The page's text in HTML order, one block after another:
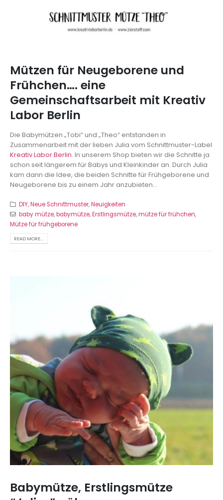
Mützen für Neugeborene und
Frühchen…. eine
Gemeinschaftsarbeit mit Kreativ
Labor Berlin
Die Babymützen „Tobi“ und „Theo“ entstanden in
Zusammenarbeit mit der lieben Julia vom Schnittmuster-Label
Kreativ Labor Berlin. In unserem Shop bieten wir die Schnitte ja
schon seit längerem für Babys und Kleinkinder an. Durch Julia
kam dann die Idee, die beiden Schnitte für Frühgeborene und
Neugeborene bis zu einem Jahr anzubieten...
DIY,Neue Schnittmuster,Neuigkeiten
baby mütze,babymütze,Erstlingsmütze,mütze für frühchen,
Mütze für frühgeborene
READ MORE...
Babymütze, Erstlingsmütze